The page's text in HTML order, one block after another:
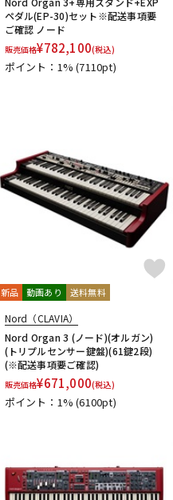
ペダル(EP-30)セット※配送事項要
ご確認 ノード
販売価格¥782,100(税込)
ポイント：1%(7110pt)
新品 動画あり 送料無料
Nord（CLAVIA）
Nord Organ 3 (ノード)(オルガン)
(トリプルセンサー鍵盤)(61鍵2段)
(※配送事項要ご確認)
販売価格¥671,000(税込)
ポイント：1%(6100pt)